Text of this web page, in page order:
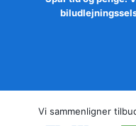
Vi sammenligner